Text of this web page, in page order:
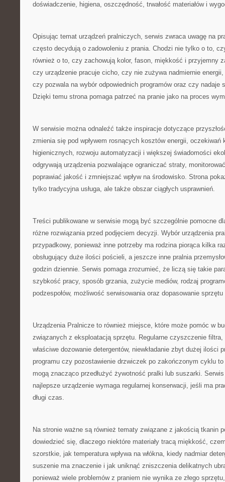
doświadczenie, higiena, oszczędność, trwałość materiałów i
Opisując temat urządzeń pralniczych, serwis zwraca uwagę na
często decydują o zadowoleniu z prania. Chodzi nie tylko o to,
również o to, czy zachowują kolor, fason, miękkość i przyjemny
czy urządzenie pracuje cicho, czy nie zużywa nadmiernie energii,
czy pozwala na wybór odpowiednich programów oraz czy nadaje
Dzięki temu strona pomaga patrzeć na pranie jako na proces
W serwisie można odnaleźć także inspiracje dotyczące
zmienia się pod wpływem rosnących kosztów energii, oczekiwań
higienicznych, rozwoju automatyzacji i większej świadomości
odgrywają urządzenia pozwalające ograniczać straty,
poprawiać jakość i zmniejszać wpływ na środowisko. Strona
tylko tradycyjna usługa, ale także obszar ciągłych usprawnień.
Treści publikowane w serwisie mogą być szczególnie pomocne
różne rozwiązania przed podjęciem decyzji. Wybór urządzenia
przypadkowy, ponieważ inne potrzeby ma rodzina piorąca kilka
obsługujący duże ilości pościeli, a jeszcze inne pralnia
godzin dziennie. Serwis pomaga zrozumieć, że liczą się takie
szybkość pracy, sposób grzania, zużycie mediów, rodzaj
podzespołów, możliwość serwisowania oraz dopasowanie
Urządzenia Pralnicze to również miejsce, które może pomóc w
związanych z eksploatacją sprzętu. Regularne czyszczenie
właściwe dozowanie detergentów, niewkładanie zbyt dużej ilości
programu czy pozostawienie drzwiczek po zakończonym cyklu to
mogą znacząco przedłużyć żywotność pralki lub suszarki.
najlepsze urządzenie wymaga regularnej konserwacji, jeśli ma
długi czas.
Na stronie ważne są również tematy związane z jakością tkanin
dowiedzieć się, dlaczego niektóre materiały tracą miękkość,
szorstkie, jak temperatura wpływa na włókna, kiedy nadmiar
suszenie ma znaczenie i jak uniknąć zniszczenia delikatnych
ponieważ wiele problemów z praniem nie wynika ze złego